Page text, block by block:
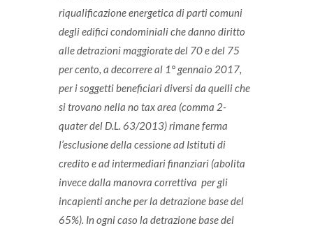
riqualificazione energetica di parti comuni
degli edifici condominiali che danno diritto
alle detrazioni maggiorate del 70 e del 75
per cento, a decorrere al 1° gennaio 2017,
per i soggetti beneficiari diversi da quelli che
si trovano nella no tax area (comma 2-
quater del D.L. 63/2013) rimane ferma
l’esclusione della cessione ad Istituti di
credito e ad intermediari finanziari (abolita
invece dalla manovra correttiva per gli
incapienti anche per la detrazione base del
65%). In ogni caso la detrazione base del